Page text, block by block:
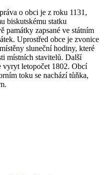
o obci je z roku 1131,
biskutskému statku
památky zapsané ve státním
Uprostřed obce je zvonice
sluneční hodiny, které
místních stavitelů. Další
vyryt letopočet 1802. Obcí
toku se nachází tůňka,